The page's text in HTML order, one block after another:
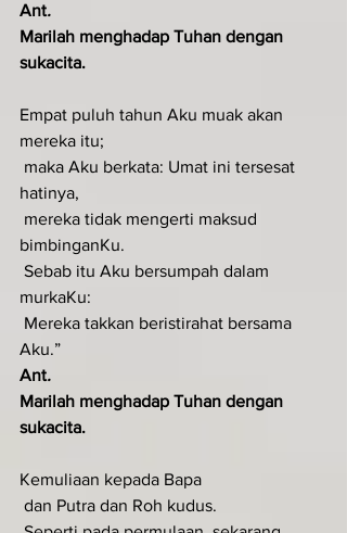
Ant.
Marilah menghadap Tuhan dengan
sukacita.
Empat puluh tahun Aku muak akan
mereka itu;
hatinya,
bimbinganKu.
murkaKu:
Aku.”
Ant.
Marilah menghadap Tuhan dengan
sukacita.
Kemuliaan kepada Bapa
dan Putra dan Roh kudus.